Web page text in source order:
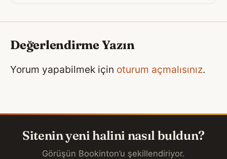
Değerlendirme Yazın
Yorum yapabilmek için oturum açmalısınız.
Sitenin yeni halini nasıl buldun?
Görüşün Bookinton’u şekillendiriyor.